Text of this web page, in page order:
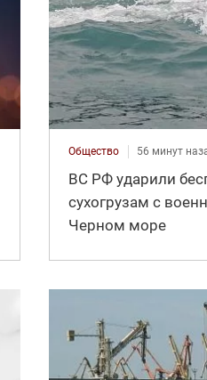
Общество 56 минут
ВС РФ ударили
сухогрузам с
Черном море